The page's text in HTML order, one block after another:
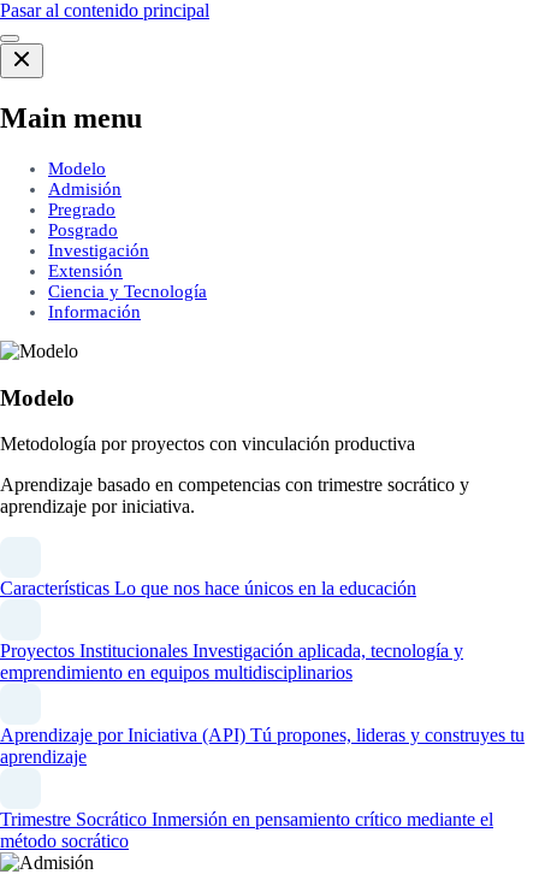
Pasar al contenido principal
Main menu
Modelo
Admisión
Pregrado
Posgrado
Investigación
Extensión
Ciencia y Tecnología
Información
Modelo
Metodología por proyectos con vinculación productiva
Aprendizaje basado en competencias con trimestre socrático y
aprendizaje por iniciativa.
Características Lo que nos hace únicos en la educación
Proyectos Institucionales Investigación aplicada, tecnología y
emprendimiento en equipos multidisciplinarios
Aprendizaje por Iniciativa (API) Tú propones, lideras y construyes tu
aprendizaje
Trimestre Socrático Inmersión en pensamiento crítico mediante el
método socrático